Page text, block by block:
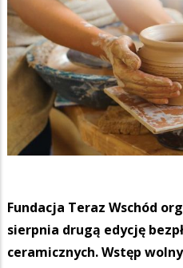
Fundacja Teraz Wschód
sierpnia drugą edycję
ceramicznych. Wstęp